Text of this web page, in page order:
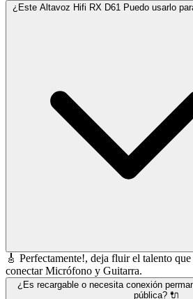
¿Este Altavoz Hifi RX D61 Puedo usarlo
🎸 Perfectamente!, deja fluir el talento
conectar Micrófono y Guitarra.
¿Es recargable o necesita conexión
pública? 🔌